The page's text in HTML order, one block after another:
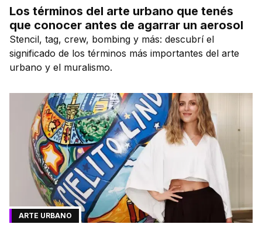
Los términos del arte urbano que tenés
que conocer antes de agarrar un aerosol
Stencil, tag, crew, bombing y más: descubrí el
significado de los términos más importantes del arte
urbano y el muralismo.
ARTE URBANO